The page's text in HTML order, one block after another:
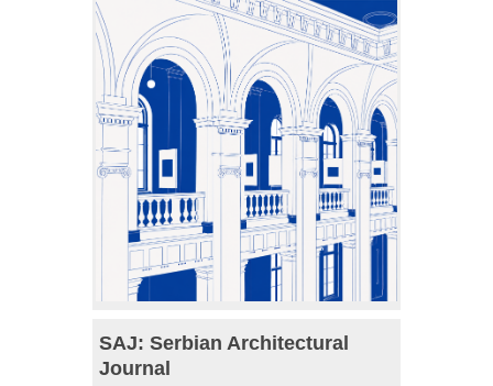
SAJ: Serbian Architectural
Journal